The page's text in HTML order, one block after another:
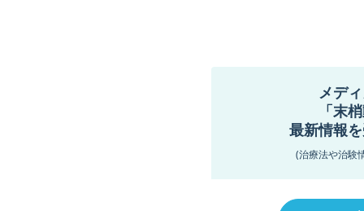
メデ
「末
最新情報
(治療法や治験